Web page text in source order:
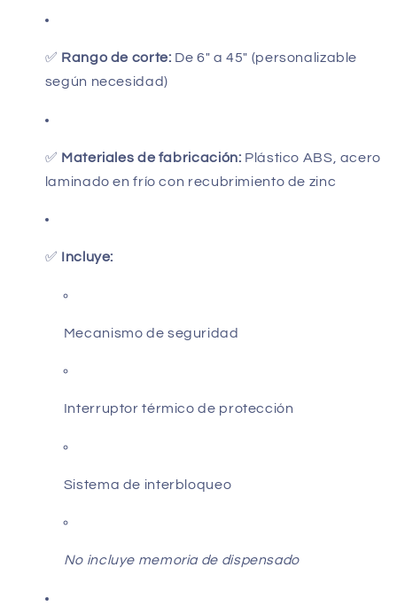
✅ Rango de corte: De 6" a 45" (personalizable
según necesidad)
✅ Materiales de fabricación: Plástico ABS, acero
laminado en frío con recubrimiento de zinc
✅ Incluye:
Mecanismo de seguridad
Interruptor térmico de protección
Sistema de interbloqueo
No incluye memoria de dispensado